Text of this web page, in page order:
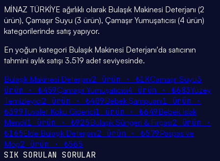
MİNAZ TÜRKİYE ağırlıklı olarak Bulaşık Makinesi Deterjanı (2
ürün), Çamaşır Suyu (3 ürün), Çamaşır Yumuşatıcısı (4 ürün)
kategorilerinde satış yapıyor.
En yoğun kategori Bulaşık Makinesi Deterjanı'da satıcının
tahmini aylık satışı 3.519 adet seviyesinde.
Bulaşık Makinesi Deterjanı2 ürün · ₺1KÇamaşır Suyu3
ürün · ₺459Çamaşır Yumuşatıcısı4 ürün · ₺683Yüzey
Temizleyici2 ürün · ₺409Bebek Şampuanı1 ürün ·
₺399Tuvalet Koku Giderici1 ürün · ₺649Bebek Islak
Mendil1 ürün · ₺925Bulaşık Süngeri & Fırçası2 ürün ·
₺165Elde Bulaşık Deterjanı2 ürün · ₺579Paspas ve
Mop2 ürün · ₺565
SIK SORULAN SORULAR